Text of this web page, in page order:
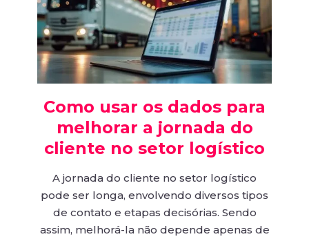
Como usar os dados para
melhorar a jornada do
cliente no setor logístico
A jornada do cliente no setor logístico
pode ser longa, envolvendo diversos tipos
de contato e etapas decisórias. Sendo
assim, melhorá-la não depende apenas de